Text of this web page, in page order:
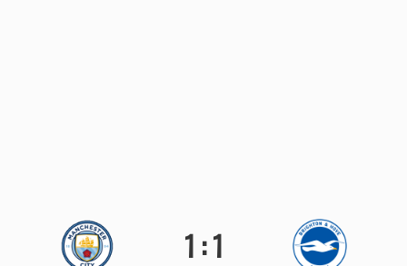
1 : 1